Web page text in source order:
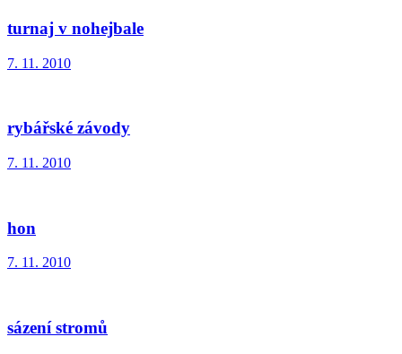
turnaj v nohejbale
7. 11. 2010
rybářské závody
7. 11. 2010
hon
7. 11. 2010
sázení stromů